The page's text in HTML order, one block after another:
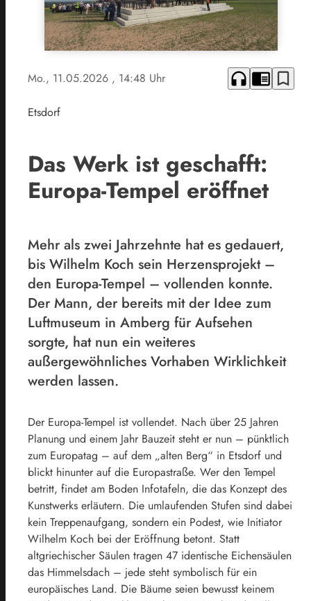
Mo., 11.05.2026 , 14:48 Uhr headphones chrome_reader_mode bookmark_border
Etsdorf
Das Werk ist geschafft:
Europa-Tempel eröffnet
Mehr als zwei Jahrzehnte hat es gedauert,
bis Wilhelm Koch sein Herzensprojekt –
den Europa-Tempel – vollenden konnte.
Der Mann, der bereits mit der Idee zum
Luftmuseum in Amberg für Aufsehen
sorgte, hat nun ein weiteres
außergewöhnliches Vorhaben Wirklichkeit
werden lassen.
Der Europa-Tempel ist vollendet. Nach über 25 Jahren
Planung und einem Jahr Bauzeit steht er nun – pünktlich
zum Europatag – auf dem „alten Berg“ in Etsdorf und
blickt hinunter auf die Europastraße. Wer den Tempel
betritt, findet am Boden Infotafeln, die das Konzept des
Kunstwerks erläutern. Die umlaufenden Stufen sind dabei
kein Treppenaufgang, sondern ein Podest, wie Initiator
Wilhelm Koch bei der Eröffnung betont. Statt
altgriechischer Säulen tragen 47 identische Eichensäulen
das Himmelsdach – jede steht symbolisch für ein
europäisches Land. Die Bäume seien bewusst keinem